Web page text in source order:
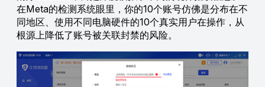
在Meta的检测系统眼里，你的10个账号仿佛是分布在不
同地区、使用不同电脑硬件的10个真实用户在操作，从
根源上降低了账号被关联封禁的风险。